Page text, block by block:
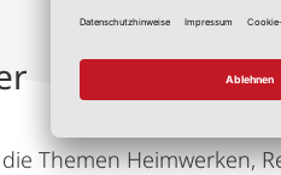
Themen Heimwerken,